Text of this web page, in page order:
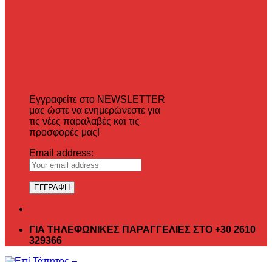
Εγγραφείτε στο NEWSLETTER
μας ώστε να ενημερώνεστε για
τις νέες παραλαβές και τις
προσφορές μας!
Email address:
ΓΙΑ ΤΗΛΕΦΩΝΙΚΕΣ ΠΑΡΑΓΓΕΛΙΕΣ ΣΤΟ +30 2610
329366